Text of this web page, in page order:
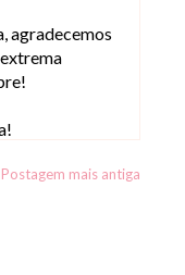
agradecemos
Postagem mais antiga